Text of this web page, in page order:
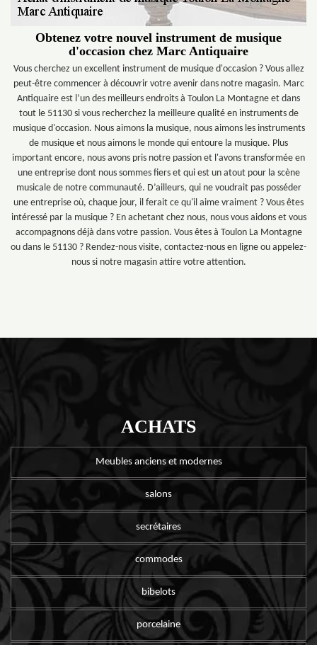
Obtenez votre nouvel instrument de musique
d'occasion chez Marc Antiquaire
Vous cherchez un excellent instrument de musique d'occasion ? Vous allez
peut-être commencer à découvrir votre avenir dans notre magasin. Marc
Antiquaire est l’un des meilleurs endroits à Toulon La Montagne et dans
tout le 51130 si vous recherchez la meilleure qualité en instruments de
musique d'occasion. Nous aimons la musique, nous aimons les instruments
de musique et nous aimons le monde qui entoure la musique. Plus
important encore, nous avons pris notre passion et l'avons transformée en
une entreprise dont nous sommes fiers et qui est un atout pour la scène
musicale de notre communauté. D’ailleurs, qui ne voudrait pas posséder
une entreprise où, chaque jour, il ferait ce qu'il aime vraiment ? Vous êtes
intéressé par la musique ? En achetant chez nous, nous vous aidons et vous
accompagnons déjà dans votre passion. Vous êtes à Toulon La Montagne
ou dans le 51130 ? Rendez-nous visite, contactez-nous en ligne ou appelez-
nous si notre magasin attire votre attention.
ACHATS
Meubles anciens et modernes
salons
secrétaires
commodes
bibelots
porcelaine